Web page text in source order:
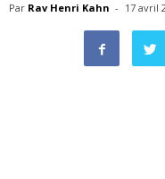
Par Rav Henri Kahn - 17 avril